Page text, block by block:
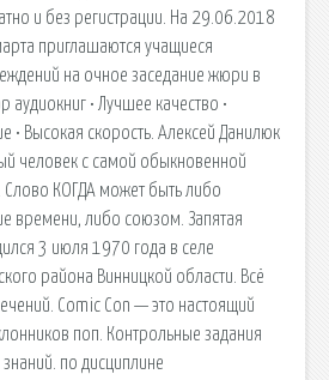
и без регистрации. На 29.06.2018
приглашаются учащиеся
на очное заседание жюри в
• Лучшее качество •
• Высокая скорость. Алексей Данилюк
человек с самой обыкновенной
КОГДА может быть либо
времени, либо союзом. Запятая
3 июля 1970 года в селе
района Винницкой области. Всё
Comic Con — это настоящий
поп. Контрольные задания
по дисциплине